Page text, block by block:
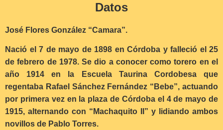
Datos
José Flores González “Camara”.
Nació el 7 de mayo de 1898 en Córdoba y falleció el 25
de febrero de 1978. Se dio a conocer como torero en el
año 1914 en la Escuela Taurina Cordobesa que
regentaba Rafael Sánchez Fernández “Bebe”, actuando
por primera vez en la plaza de Córdoba el 4 de mayo de
1915, alternando con “Machaquito II” y lidiando ambos
novillos de Pablo Torres.